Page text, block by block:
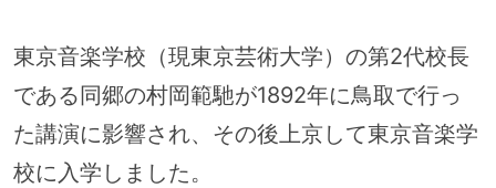
東京音楽学校（現東京芸術大学）の第2代校長
である同郷の村岡範馳が1892年に鳥取で行っ
た講演に影響され、その後上京して東京音楽学
校に入学しました。